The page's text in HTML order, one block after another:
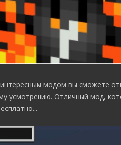
интересным модом вы сможете
усмотрению. Отличный мод,